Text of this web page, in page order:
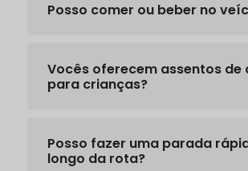
Posso comer ou beber no
Vocês oferecem assentos de
para crianças?
Posso fazer uma parada
longo da rota?